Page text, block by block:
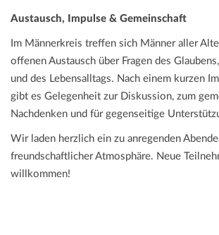
Austausch, Impulse & Gemeinschaft
Im Männerkreis treffen sich Männer aller
offenen Austausch über Fragen des
und des Lebensalltags. Nach einem kurzen
gibt es Gelegenheit zur Diskussion, zum
Nachdenken und für gegenseitige
Wir laden herzlich ein zu anregenden
freundschaftlicher Atmosphäre. Neue
willkommen!